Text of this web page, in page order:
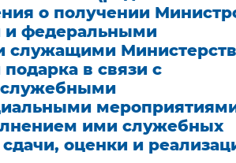
о получении
и федеральными
служащими
в связи с
ими служебных
оценки и